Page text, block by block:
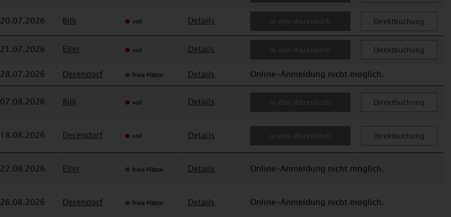
20.07.2026 Bilk Details in den Warenkorb Direktbuchung
21.07.2026 Eller Details in den Warenkorb Direktbuchung
28.07.2026 Derendorf Details
Online-Anmeldung nicht möglich.
07.08.2026 Bilk Details in den Warenkorb Direktbuchung
18.08.2026 Derendorf Details in den Warenkorb Direktbuchung
22.08.2026 Eller Details Online-Anmeldung nicht möglich.
26.08.2026 Derendorf Details Online-Anmeldung nicht möglich.